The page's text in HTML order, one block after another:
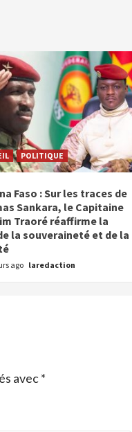
POLITIQUE
Faso : Sur les traces de
Sankara, le Capitaine
Traoré réaffirme la
la souveraineté et de la
ago laredaction
avec*